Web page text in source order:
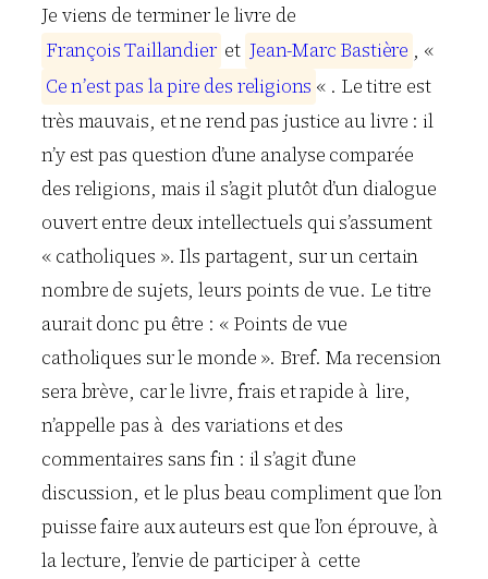
Je viens de terminer le livre de
FrançoisTaillandier et Jean-Marc Bastière , «
Cen’estpas lapire des religions « . Le titre est
très mauvais, et ne rend pas justice au livre : il
n’y est pas question d’une analyse comparée
des religions, mais il s’agit plutôt d’un dialogue
ouvert entre deux intellectuels qui s’assument
« catholiques ». Ils partagent, sur un certain
nombre de sujets, leurs points de vue. Le titre
aurait donc pu être : « Points de vue
catholiques sur le monde ». Bref. Ma recension
sera brève, car le livre, frais et rapide à lire,
n’appelle pas à des variations et des
commentaires sans fin : il s’agit d’une
discussion, et le plus beau compliment que l’on
puisse faire aux auteurs est que l’on éprouve, à
la lecture, l’envie de participer à cette